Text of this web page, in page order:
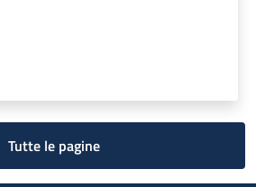
Tutte le pagine